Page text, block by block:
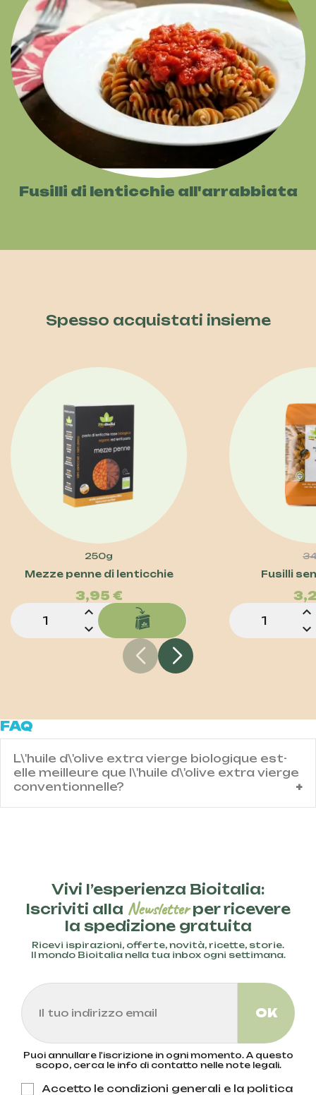
Fusilli di lenticchie all'arrabbiata
Spesso acquistati insieme
250g
Mezze penne di lenticchie
Prezzo
3,95 €
expand_less
expand_more
Fusilli
expand_less
expand_more
FAQ
L\'huile d\'olive extra vierge biologique est-
elle meilleure que l\'huile d\'olive extra vierge
conventionnelle?
Vivi l’esperienza Bioitalia:
Iscriviti alla Newsletterper ricevere
la spedizione gratuita
Ricevi ispirazioni, offerte, novità, ricette, storie.
Il mondo Bioitalia nella tua inbox ogni settimana.
Puoi annullare l'iscrizione in ogni momento. A questo
scopo, cerca le info di contatto nelle note legali.
Accetto le condizioni generali e la politica